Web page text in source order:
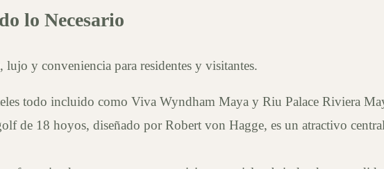
lo Necesario
lujo y conveniencia para residentes y visitantes.
todo incluido como Viva Wyndham Maya y Riu Palace Riviera
de 18 hoyos, diseñado por Robert von Hagge, es un atractivo